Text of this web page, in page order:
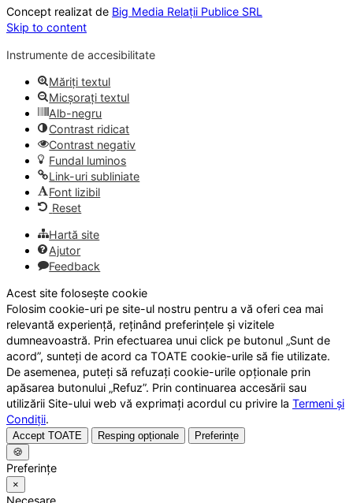
Concept realizat de Big Media Relații Publice SRL
Skip to content
Instrumente de accesibilitate
Măriți textul
Micșorați textul
Alb-negru
Contrast ridicat
Contrast negativ
Fundal luminos
Link-uri subliniate
Font lizibil
Reset
Hartă site
Ajutor
Feedback
Acest site folosește cookie
Folosim cookie-uri pe site-ul nostru pentru a vă oferi cea mai
relevantă experiență, reținând preferințele și vizitele
dumneavoastră. Prin efectuarea unui click pe butonul „Sunt de
acord”, sunteți de acord ca TOATE cookie-urile să fie utilizate.
De asemenea, puteți să refuzați cookie-urile opționale prin
apăsarea butonului „Refuz”. Prin continuarea accesării sau
utilizării Site-ului web vă exprimați acordul cu privire la Termeni și
Condiții.
Accept TOATE Resping opționale
Preferințe
🍪
Preferințe
×